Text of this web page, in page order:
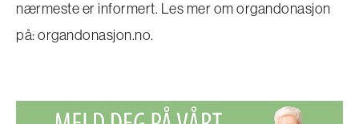
nærmeste er informert. Les mer om organdonasjon
på: organdonasjon.no.